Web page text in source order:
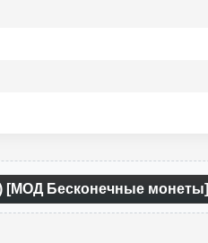
[МОД Бесконечные монеты]